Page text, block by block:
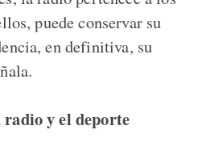
puede conservar su
en definitiva, su
y el deporte